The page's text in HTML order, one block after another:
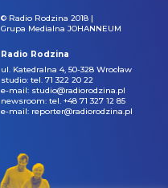
© Radio Rodzina 2018 |
Grupa Medialna JOHANNEUM
Radio Rodzina
ul. Katedralna 4, 50-328 Wrocław
studio: tel. 71 322 20 22
e-mail: studio@radiorodzina.pl
newsroom: tel. +48 71 327 12 85
e-mail: reporter@radiorodzina.pl